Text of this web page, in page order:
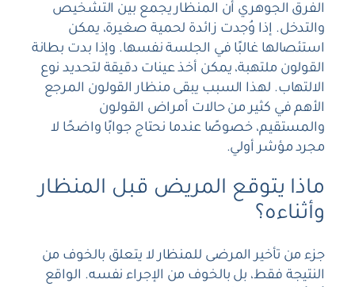
الفرق الجوهري أن المنظار يجمع بين التشخيص
والتدخل. إذا وُجدت زائدة لحمية صغيرة، يمكن
استئصالها غالبًا في الجلسة نفسها. وإذا بدت بطانة
القولون ملتهبة، يمكن أخذ عينات دقيقة لتحديد نوع
الالتهاب. لهذا السبب يبقى منظار القولون المرجع
الأهم في كثير من حالات أمراض القولون
والمستقيم، خصوصًا عندما نحتاج جوابًا واضحًا لا
مجرد مؤشر أولي.
ماذا يتوقع المريض قبل المنظار
وأثناءه؟
جزء من تأخير المرضى للمنظار لا يتعلق بالخوف من
النتيجة فقط، بل بالخوف من الإجراء نفسه. الواقع